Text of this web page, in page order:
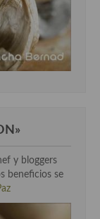
y bloggers
beneficios se